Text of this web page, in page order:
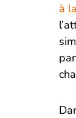
à